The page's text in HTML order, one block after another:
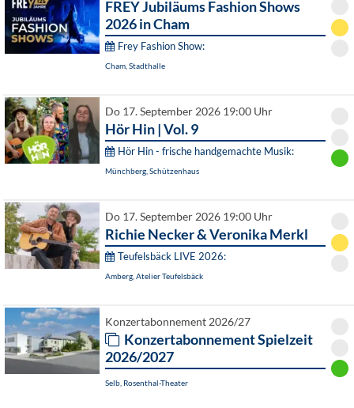
FREY Jubiläums Fashion Shows
2026 in Cham
Frey Fashion Show:
Cham, Stadthalle
Do 17. September 2026 19:00 Uhr
Hör Hin | Vol. 9
Hör Hin - frische handgemachte Musik:
Münchberg, Schützenhaus
Do 17. September 2026 19:00 Uhr
Richie Necker & Veronika Merkl
Teufelsbäck LIVE 2026:
Amberg, Atelier Teufelsbäck
Konzertabonnement 2026/27
Konzertabonnement Spielzeit
2026/2027
Selb, Rosenthal-Theater